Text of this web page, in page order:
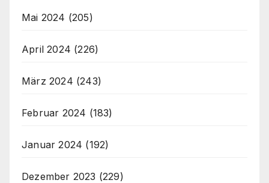
Mai 2024 (205)
April 2024 (226)
März 2024 (243)
Februar 2024 (183)
Januar 2024 (192)
Dezember 2023 (229)